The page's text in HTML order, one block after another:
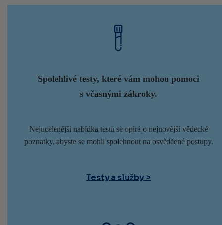
Spolehlivé testy, které vám mohou pomoci
s včasnými zákroky.
Nejucelenější nabídka testů se opírá o nejnovější vědecké
poznatky, abyste se mohli spolehnout na osvědčené postupy.
Testy a služby